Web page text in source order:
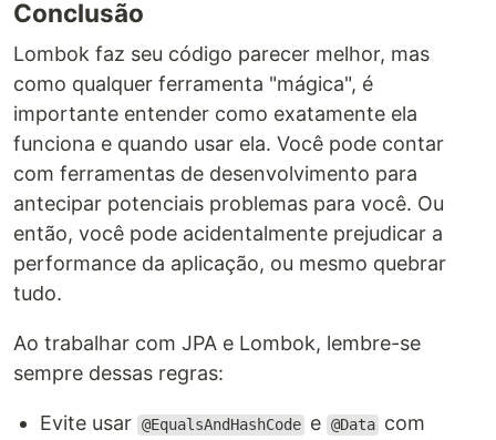
Conclusão
Lombok faz seu código parecer melhor, mas
como qualquer ferramenta "mágica", é
importante entender como exatamente ela
funciona e quando usar ela. Você pode contar
com ferramentas de desenvolvimento para
antecipar potenciais problemas para você. Ou
então, você pode acidentalmente prejudicar a
performance da aplicação, ou mesmo quebrar
tudo.
Ao trabalhar com JPA e Lombok, lembre-se
sempre dessas regras:
Evite usar @EqualsAndHashCode e @Data com